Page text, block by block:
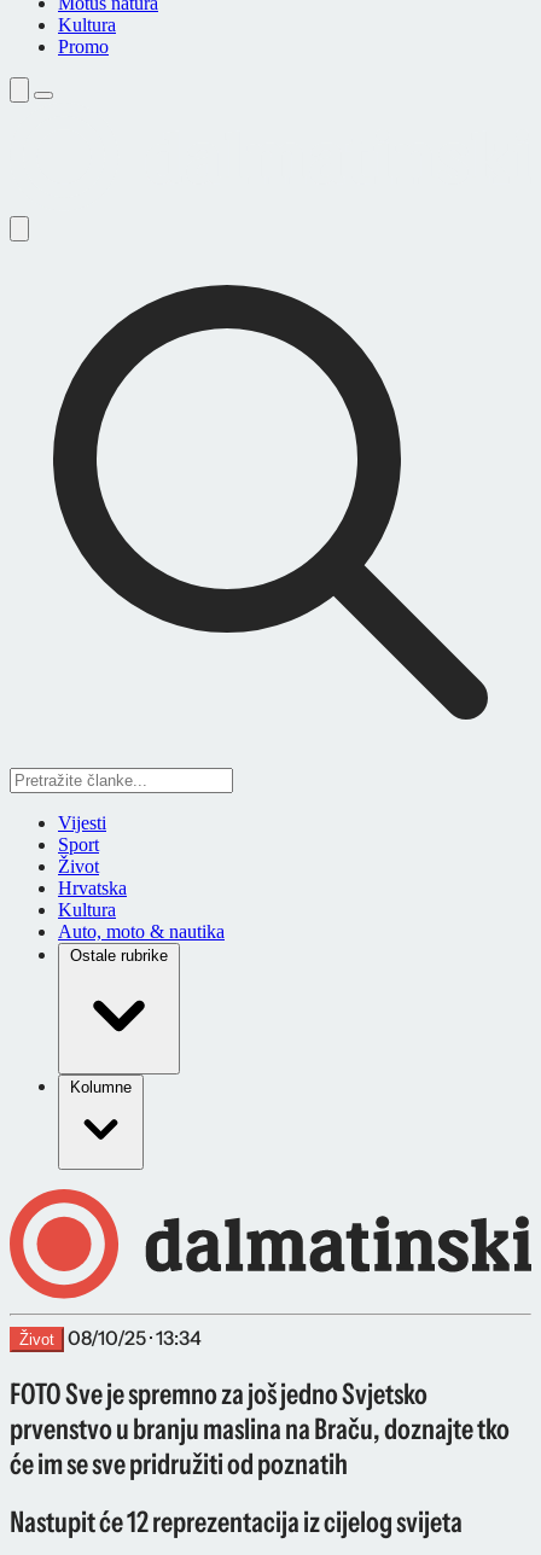
Kultura
Promo
Vijesti
Sport
Život
Hrvatska
Kultura
Auto, moto & nautika
Ostale rubrike
Kolumne
Život 08/10/25 · 13:34
FOTO Sve je spremno za još jedno Svjetsko
prvenstvo u branju maslina na Braču, doznajte tko
će im se sve pridružiti od poznatih
Nastupit će 12 reprezentacija iz cijelog svijeta